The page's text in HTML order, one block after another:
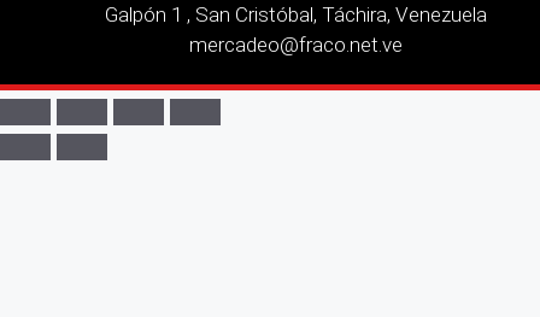
Galpón 1 , San Cristóbal, Táchira, Venezuela
mercadeo@fraco.net.ve